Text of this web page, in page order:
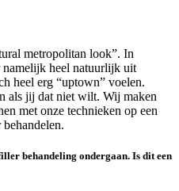
metropolitan look”. In
namelijk heel natuurlijk uit
heel erg “uptown” voelen.
als jij dat niet wilt. Wij maken
met onze technieken op een
behandeling ondergaan. Is dit een